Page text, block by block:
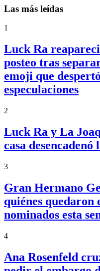
Las más leídas
1
Luck Ra
posteo tras
emoji que
especulaciones
2
Luck Ra y La
casa desencadenó
3
Gran Hermano
quiénes quedaron
nominados esta
4
Ana Rosenfeld